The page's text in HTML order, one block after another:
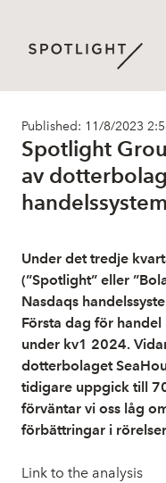
Published: 11/8/2023
Spotlight
av
Under det tredje
(”Spotlight” eller
Nasdaqs
Första dag för
under kv1 2024.
dotterbolaget
tidigare uppgick till
förväntar vi oss låg
förbättringar i
Link to the analysis